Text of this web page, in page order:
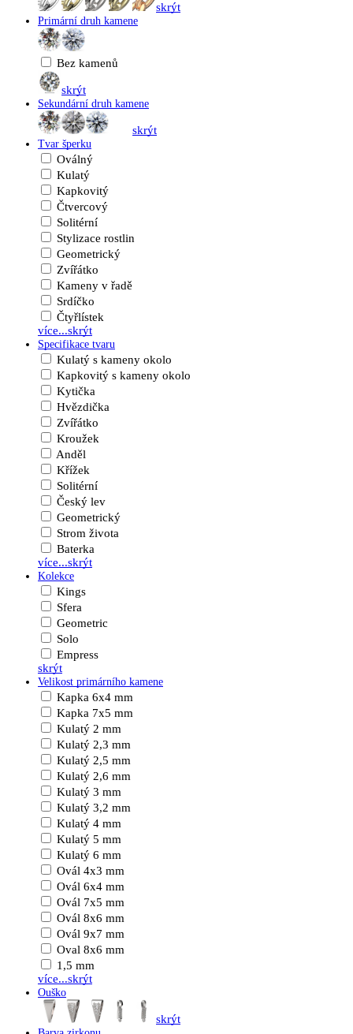
skrýt
Primární druh kamene
Bez kamenů
skrýt
Sekundární druh kamene
skrýt
Tvar šperku
Oválný
Kulatý
Kapkovitý
Čtvercový
Solitérní
Stylizace rostlin
Geometrický
Zvířátko
Kameny v řadě
Srdíčko
Čtyřlístek
více...skrýt
Specifikace tvaru
Kulatý s kameny okolo
Kapkovitý s kameny okolo
Kytička
Hvězdička
Zvířátko
Kroužek
Anděl
Křížek
Solitérní
Český lev
Geometrický
Strom života
Baterka
více...skrýt
Kolekce
Kings
Sfera
Geometric
Solo
Empress
skrýt
Velikost primárního kamene
Kapka 6x4 mm
Kapka 7x5 mm
Kulatý 2 mm
Kulatý 2,3 mm
Kulatý 2,5 mm
Kulatý 2,6 mm
Kulatý 3 mm
Kulatý 3,2 mm
Kulatý 4 mm
Kulatý 5 mm
Kulatý 6 mm
Ovál 4x3 mm
Ovál 6x4 mm
Ovál 7x5 mm
Ovál 8x6 mm
Ovál 9x7 mm
Oval 8x6 mm
1,5 mm
více...skrýt
Ouško
skrýt